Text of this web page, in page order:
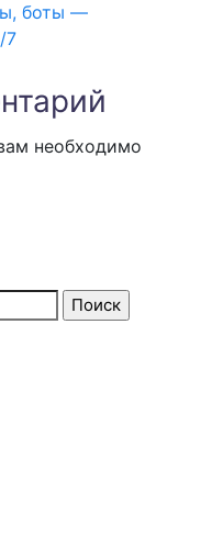
боты —
7
необходимо